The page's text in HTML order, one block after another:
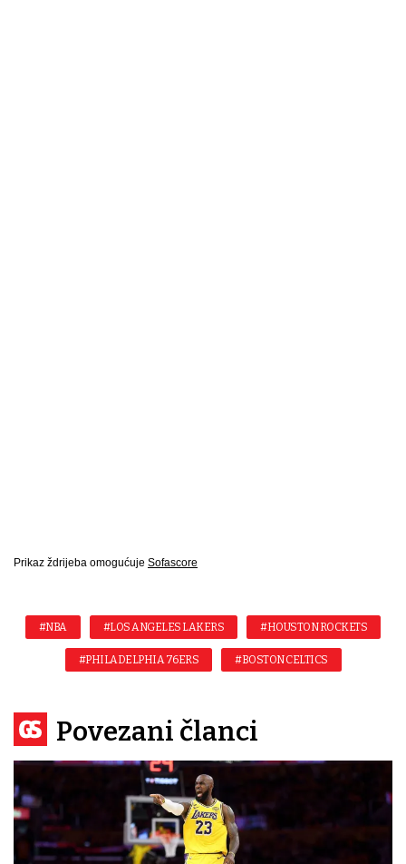
Prikaz ždrijeba omogućuje Sofascore
#NBA #LOS ANGELES LAKERS #HOUSTON ROCKETS
#PHILADELPHIA 76ERS #BOSTON CELTICS
Povezani članci